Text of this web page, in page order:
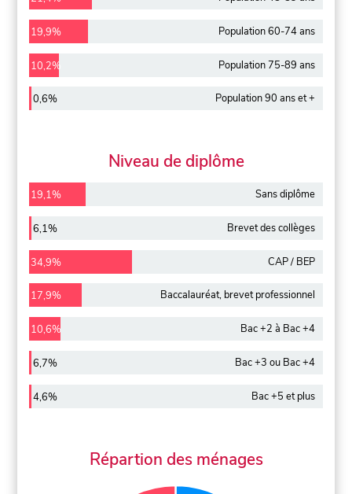
19,9% Population 60-74 ans
10,2% Population 75-89 ans
0,6% Population 90 ans et +
Niveau de diplôme
19,1% Sans diplôme
6,1% Brevet des collèges
34,9% CAP / BEP
17,9% Baccalauréat, brevet professionnel
10,6% Bac +2 à Bac +4
6,7% Bac +3 ou Bac +4
4,6% Bac +5 et plus
Répartion des ménages